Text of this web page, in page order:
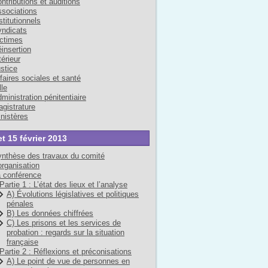
sociales et santé
pénitentiaire
15 février 2013
des travaux du comité
conférence
Partie 1 : L’état des lieux et l’analyse
A) Évolutions législatives et politiques
pénales
B) Les données chiffrées
C) Les prisons et les services de
probation : regards sur la situation
française
Partie 2 : Réflexions et préconisations
A) Le point de vue de personnes en